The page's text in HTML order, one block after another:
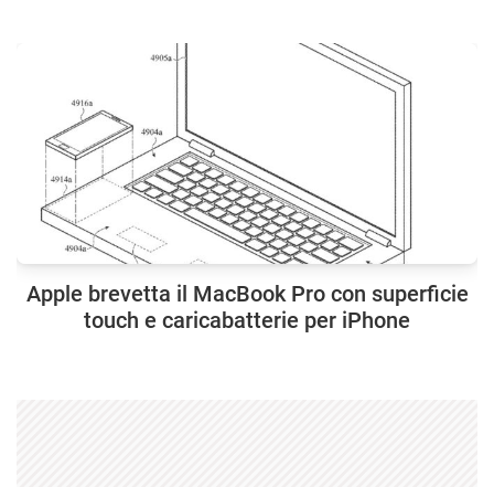
Apple brevetta il MacBook Pro con superficie
touch e caricabatterie per iPhone